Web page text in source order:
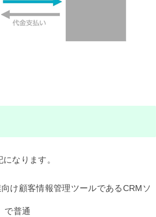
なります。
け顧客情報管理ツールであるCRMソ
で普通